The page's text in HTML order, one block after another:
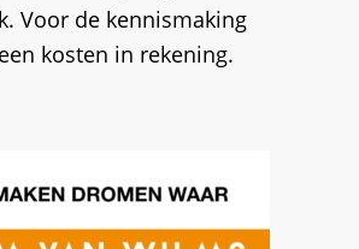
Voor de kennismaking
kosten in rekening.